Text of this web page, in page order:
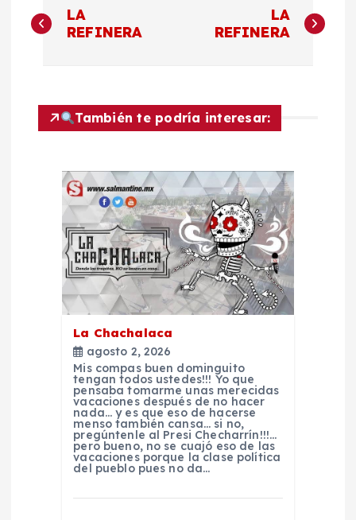
a
e
LA
REFINERA
LA
REFINERA
También te podría interesar:
La Chachalaca
agosto 2, 2026
Mis compas buen dominguito
tengan todos ustedes!!! Yo que
pensaba tomarme unas merecidas
vacaciones después de no hacer
nada… y es que eso de hacerse
menso también cansa… si no,
pregúntenle al Presi Checharrín!!!…
pero bueno, no se cuajó eso de las
vacaciones porque la clase política
del pueblo pues no da…